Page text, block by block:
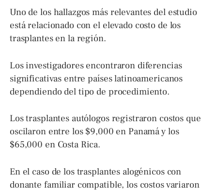
Uno de los hallazgos más relevantes del estudio
está relacionado con el elevado costo de los
trasplantes en la región.
Los investigadores encontraron diferencias
significativas entre países latinoamericanos
dependiendo del tipo de procedimiento.
Los trasplantes autólogos registraron costos que
oscilaron entre los $9,000 en Panamá y los
$65,000 en Costa Rica.
En el caso de los trasplantes alogénicos con
donante familiar compatible, los costos variaron